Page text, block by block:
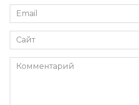
Email
*
Сайт
Комментарий